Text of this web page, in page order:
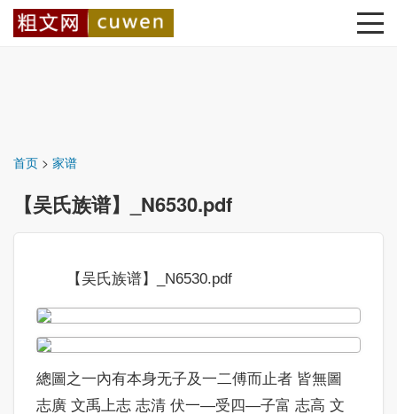
首页 > 家谱
【吴氏族谱】_N6530.pdf
【吴氏族谱】_N6530.pdf
總圖之一內有本身无子及一二傅而止者 皆無圖
志廣 文禹上志 志清 伏一—受四—子富 志高 文